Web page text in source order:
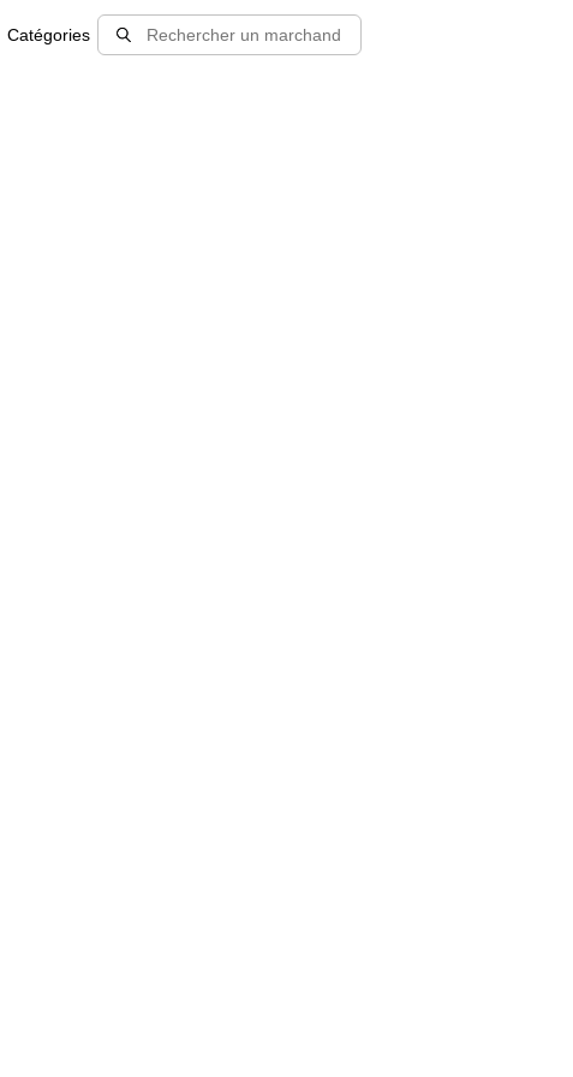
Catégories